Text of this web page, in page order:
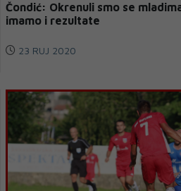
Čondić: Okrenuli smo se
imamo i rezultate
23 RUJ 2020